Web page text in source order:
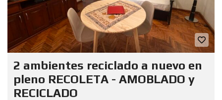
2 ambientes reciclado a nuevo en
pleno RECOLETA - AMOBLADO y
RECICLADO